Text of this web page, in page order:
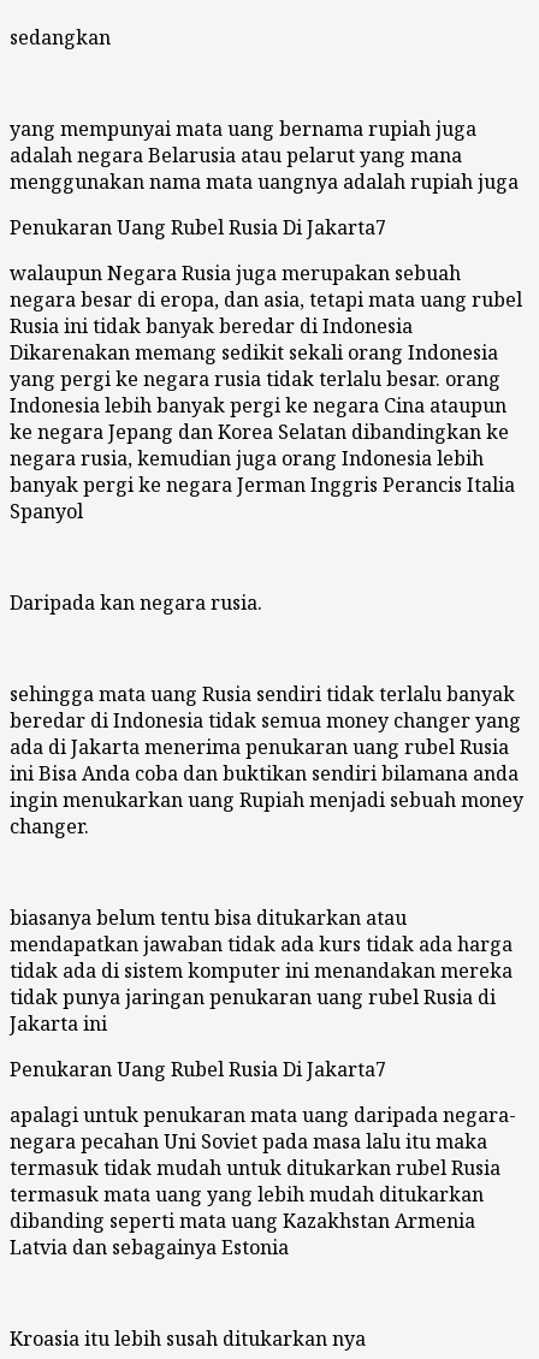
sedangkan
yang mempunyai mata uang bernama rupiah juga
adalah negara Belarusia atau pelarut yang mana
menggunakan nama mata uangnya adalah rupiah juga
Penukaran Uang Rubel Rusia Di Jakarta7
walaupun Negara Rusia juga merupakan sebuah
negara besar di eropa, dan asia, tetapi mata uang rubel
Rusia ini tidak banyak beredar di Indonesia
Dikarenakan memang sedikit sekali orang Indonesia
yang pergi ke negara rusia tidak terlalu besar. orang
Indonesia lebih banyak pergi ke negara Cina ataupun
ke negara Jepang dan Korea Selatan dibandingkan ke
negara rusia, kemudian juga orang Indonesia lebih
banyak pergi ke negara Jerman Inggris Perancis Italia
Spanyol
Daripada kan negara rusia.
sehingga mata uang Rusia sendiri tidak terlalu banyak
beredar di Indonesia tidak semua money changer yang
ada di Jakarta menerima penukaran uang rubel Rusia
ini Bisa Anda coba dan buktikan sendiri bilamana anda
ingin menukarkan uang Rupiah menjadi sebuah money
changer.
biasanya belum tentu bisa ditukarkan atau
mendapatkan jawaban tidak ada kurs tidak ada harga
tidak ada di sistem komputer ini menandakan mereka
tidak punya jaringan penukaran uang rubel Rusia di
Jakarta ini
Penukaran Uang Rubel Rusia Di Jakarta7
apalagi untuk penukaran mata uang daripada negara-
negara pecahan Uni Soviet pada masa lalu itu maka
termasuk tidak mudah untuk ditukarkan rubel Rusia
termasuk mata uang yang lebih mudah ditukarkan
dibanding seperti mata uang Kazakhstan Armenia
Latvia dan sebagainya Estonia
Kroasia itu lebih susah ditukarkan nya